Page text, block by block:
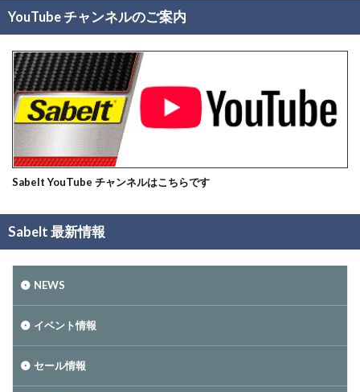
YouTube チャンネルのご案内
Sabelt YouTube チャンネルはこちらです
Sabelt 最新情報
NEWS
イベント情報
セール情報